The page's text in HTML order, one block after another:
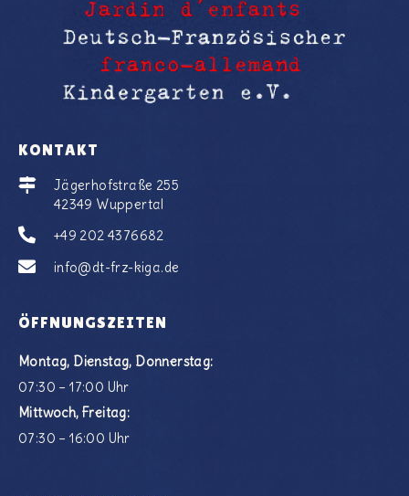
KONTAKT
Jägerhofstraße 255
42349 Wuppertal
+49 202 4376682
info@dt-frz-kiga.de
ÖFFNUNGSZEITEN
Montag, Dienstag, Donnerstag:
07:30 – 17:00 Uhr
Mittwoch, Freitag:
07:30 – 16:00 Uhr